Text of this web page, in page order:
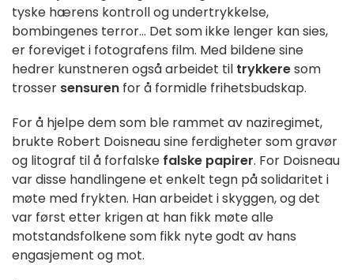
tyske hærens kontroll og undertrykkelse,
bombingenes terror... Det som ikke lenger kan sies,
er foreviget i fotografens film. Med bildene sine
hedrer kunstneren også arbeidet til trykkeresom
trosser sensuren for å formidle frihetsbudskap.
For å hjelpe dem som ble rammet av naziregimet,
brukte Robert Doisneau sine ferdigheter som gravør
og litograf til å forfalske falske papirer. For Doisneau
var disse handlingene et enkelt tegn på solidaritet i
møte med frykten. Han arbeidet i skyggen, og det
var først etter krigen at han fikk møte alle
motstandsfolkene som fikk nyte godt av hans
engasjement og mot.